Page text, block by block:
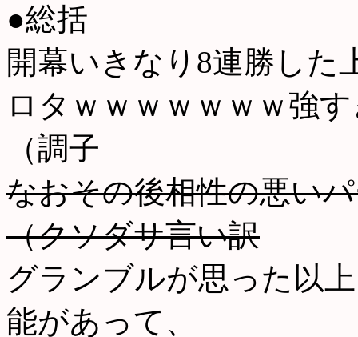
●総括
開幕いきなり8連勝した
ロタｗｗｗｗｗｗｗ強
（調子
なおその後相性の悪い
（クソダサ言い訳
グランブルが思った以
能があって、